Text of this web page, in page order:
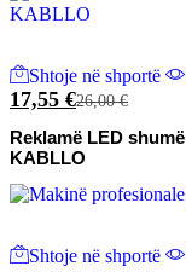
Shtoje në shportë
17,55 €26,00€
Reklamë LED
KABLLO
Shtoje në shportë